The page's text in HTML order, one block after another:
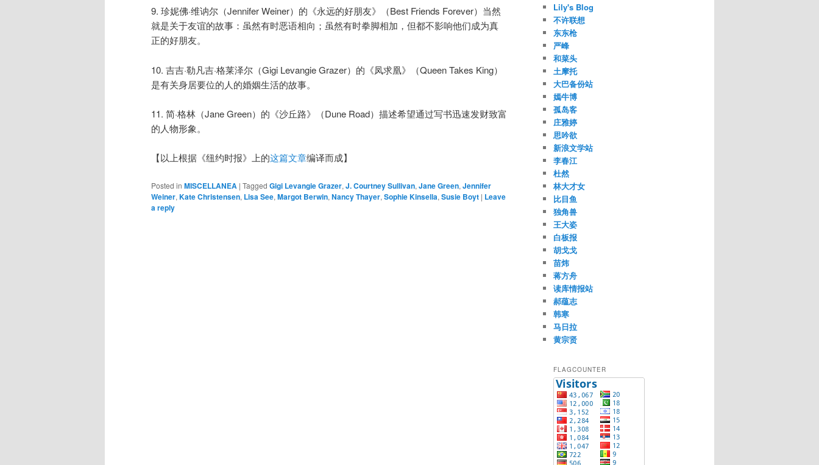
9. 珍妮佛·维讷尔（Jennifer Weiner）的《永远的好朋友》（Best Friends Forever）当然
就是关于友谊的故事：虽然有时恶语相向；虽然有时拳脚相加，但都不影响他们成为真
正的好朋友。
10. 吉吉·勒凡吉·格莱泽尔（Gigi Levangie Grazer）的《凤求凰》（Queen Takes King）
是有关身居要位的人的婚姻生活的故事。
11. 简·格林（Jane Green）的《沙丘路》（Dune Road）描述希望通过写书迅速发财致富
的人物形象。
【以上根据《纽约时报》上的这篇文章编译而成】
Posted in MISCELLANEA | Tagged Gigi Levangie Grazer, J. Courtney Sullivan, Jane Green, Jennifer
Weiner, Kate Christensen, Lisa See, Margot Berwin, Nancy Thayer, Sophie Kinsella, Susie Boyt | Leave
a reply
Lily's Blog
不许联想
东东枪
严峰
和菜头
土摩托
大巴备份站
嫣牛博
孤岛客
庄雅婷
思吟欲
新浪文学站
李春江
杜然
林大才女
比目鱼
独角兽
王大姿
白板报
胡戈戈
苗炜
蒋方舟
读库情报站
郝蕴志
韩寒
马日拉
黄宗贤
FLAGCOUNTER